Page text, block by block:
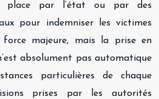
place par l’état ou par des
pour indemniser les victimes
force majeure, mais la prise en
absolument pas automatique
particulières de chaque
prises par les autorités